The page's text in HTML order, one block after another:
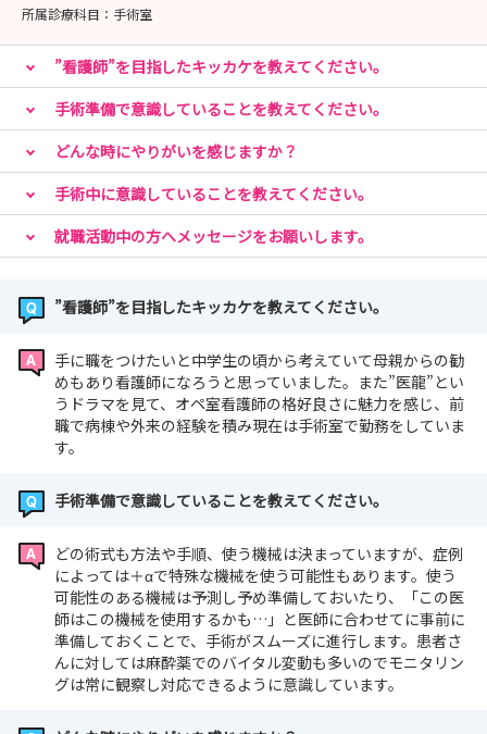
所属診療科目： 手術室
”看護師”を目指したキッカケを教えてください。
手術準備で意識していることを教えてください。
どんな時にやりがいを感じますか？
手術中に意識していることを教えてください。
就職活動中の方へメッセージをお願いします。
”看護師”を目指したキッカケを教えてください。
手に職をつけたいと中学生の頃から考えていて母親からの勧
めもあり看護師になろうと思っていました。​また”医龍”とい
うドラマを見て、オペ室看護師の格好良さに魅力を感じ、前
職で病棟や外来の経験を積み現在は手術室で勤務をしていま
す。
手術準備で意識していることを教えてください。
どの術式も方法や手順、使う機械は決まっていますが、症例
によっては＋αで特殊な機械を使う可能性もあります。使う
可能性のある機械は予測し予め準備しておいたり、「この医
師はこの機械を使用するかも…」と医師に合わせてに事前に
準備しておくことで、手術がスムーズに進行します。患者さ
んに対しては麻酔薬でのバイタル変動も多いのでモニタリン
グは常に観察し対応できるように意識しています。